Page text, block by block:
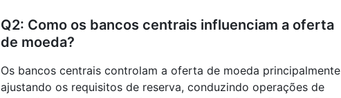
Q2: Como os bancos centrais influenciam a oferta
de moeda?
Os bancos centrais controlam a oferta de moeda principalmente
ajustando os requisitos de reserva, conduzindo operações de